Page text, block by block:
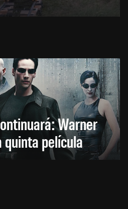
Warner
película